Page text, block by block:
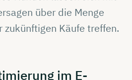
über die Menge
zukünftigen Käufe treffen.
im E-